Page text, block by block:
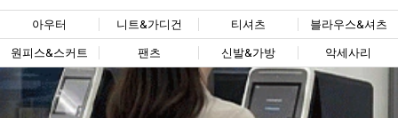
아우터 니트&가디건 티셔츠 블라우스&셔츠
원피스&스커트 팬츠 신발&가방 악세사리